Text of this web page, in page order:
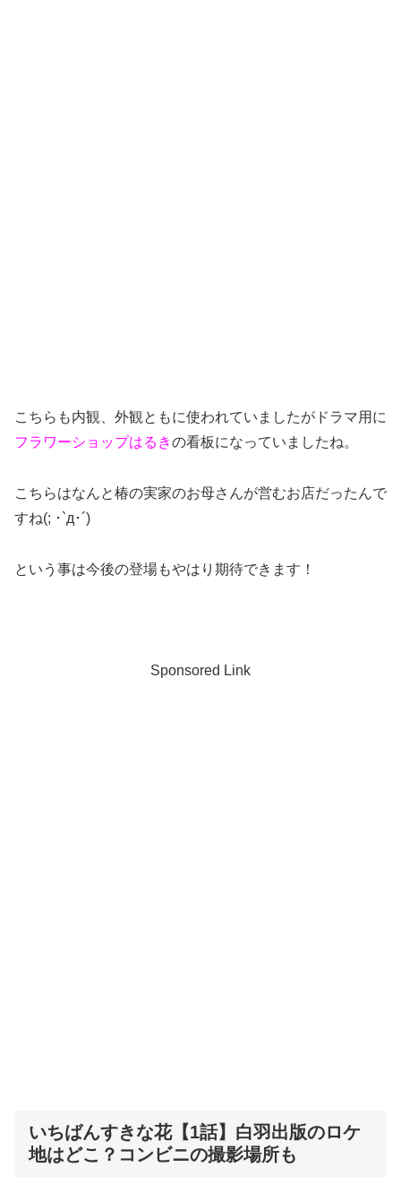
こちらも内観、外観ともに使われていましたがドラマ用に
フラワーショップはるきの看板になっていましたね。
こちらはなんと椿の実家のお母さんが営むお店だったんで
すね(; ･`д･´)
という事は今後の登場もやはり期待できます！
Sponsored Link
いちばんすきな花【1話】白羽出版のロケ
地はどこ？コンビニの撮影場所も